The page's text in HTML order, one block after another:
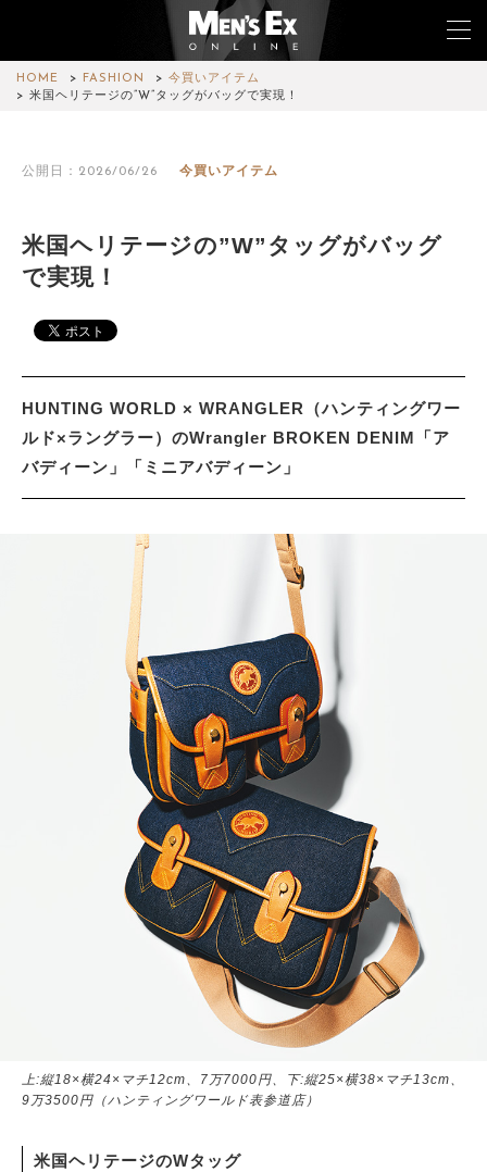
HOME FASHION
今買いアイテム
米国ヘリテージの”W”タッグがバッグで実現！
公開日：2026/06/26 今買いアイテム
米国ヘリテージの”W”タッグがバッグ
で実現！
HUNTING WORLD × WRANGLER（ハンティングワー
ルド×ラングラー）のWrangler BROKEN DENIM「ア
バディーン」「ミニアバディーン」
上:縦18×横24×マチ12cm、7万7000円、下:縦25×横38×マチ13cm、
9万3500円（ハンティングワールド表参道店）
米国ヘリテージのWタッグ
WATCH
CAR&BIKE
LIFESTYLE
MAGAZINE
サイトマップ